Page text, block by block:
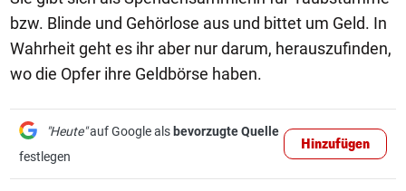
bzw. Blinde und Gehörlose aus und bittet um Geld. In
Wahrheit geht es ihr aber nur darum, herauszufinden,
wo die Opfer ihre Geldbörse haben.
"Heute"auf Google als bevorzugte Quelle
festlegen
Hinzufügen